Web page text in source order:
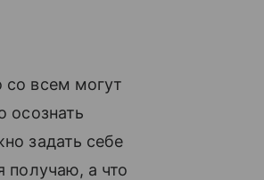
всем могут
осознать
задать себе
получаю, а что